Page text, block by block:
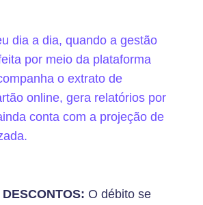
dia a dia, quando a gestão
por meio da plataforma
o extrato de
online, gera relatórios por
conta com a projeção de
O débito se